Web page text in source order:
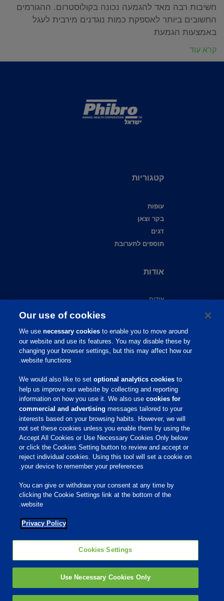
חשיבות רבה מאד להגמעה נכונה בקולוסטרום. ההגורמים
החשובים ביותר לאספקת כמות נוגדנים מירבית לעגל
באמצעות הגמעת
קרא עוד
קטגוריות
עופות
בקר וצאן
דגים
תוספים לתערובת
אודות
אודות
תמיכה מקצועית
מידע מקצועי
קריירה
שירות לקוחות
תנאי שימוש
הצהרת נגישות
Cookies Settings
מדיניות פרטיות
Our use of cookies
We usenecessary cookies to enable you to move around
our website and use its features. You may disable these by
changing your browser settings, but this may affect how our
website functions.
We would also like to setoptional analytics cookies to
help us improve our website by collecting and reporting
information on how you use it. We also usecookies for
commercial and advertising messages tailored to your
interests based on your browsing habits. However, we will
not set these cookies unless you enable them by using the
Accept All Cookies or Use Necessary Cookies Only below
or click the Cookies Setting button to review and accept or
reject individual cookies. Using this tool will set a cookie on
your device to remember your preferences.
You can give or withdraw your consent at any time by
clicking the Cookie Settings link at the bottom of the
website.
Privacy Policy
Cookies Settings
Use Necessary Cookies Only